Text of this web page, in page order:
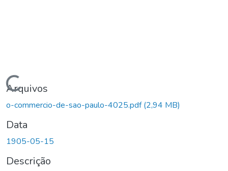
Carregando...
Arquivos
o-commercio-de-sao-paulo-4025.pdf(2,94 MB)
Data
1905-05-15
Descrição